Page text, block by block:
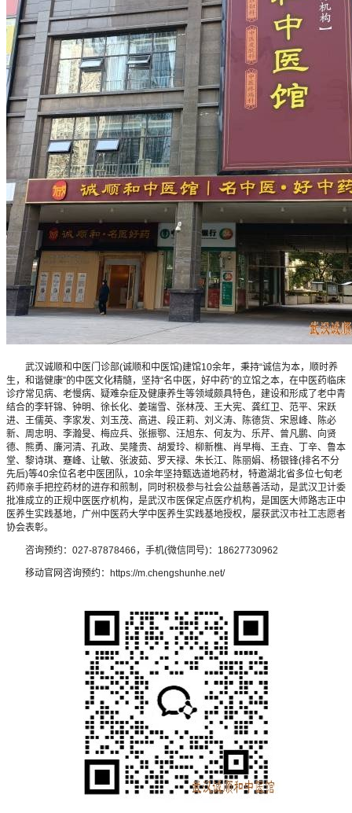
武汉诚顺和中医门诊部(诚顺和中医馆)建馆10余年，秉持“诚信为本，顺时养
生，和谐健康”的中医文化精髓，坚持“名中医，好中药”的立馆之本，在中医药临床
诊疗常见病、老慢病、疑难杂症及健康养生等领域颇具特色，建设和形成了老中青
结合的李轩锦、钟明、徐长化、姜瑞雪、张林茂、王大宪、龚红卫、范平、宋跃
进、王儒英、李家发、刘玉茂、高进、段正莉、刘义涛、陈德货、宋恩峰、陈必
新、周忠明、李瀚旻、梅应兵、张振鄂、汪旭东、何友为、乐芹、曾凡鹏、向贤
德、熊勇、廉河清、孔政、吴隆贵、胡爱玲、柳新樵、肖早梅、王垚、丁辛、鲁本
堂、黎诗琪、蹇峰、让敏、张波茹、罗天禄、朱长江、陈丽娟、杨银锋(排名不分
先后)等40余位名老中医团队，10余年坚持甄选道地药材，特邀湖北省多位七旬老
药师亲手把控药材的进存和煎制，同时积极参与社会公益慈善活动，是武汉卫计委
批准成立的正规中医医疗机构，是武汉市医保定点医疗机构，是国医大师路志正中
医养生实践基地，广州中医药大学中医养生实践基地授权，屡获武汉市社工志愿者
协会表彰。
咨询预约：027-87878466，手机(微信同号)：18627730962
移动官网咨询预约：https://m.chengshunhe.net/